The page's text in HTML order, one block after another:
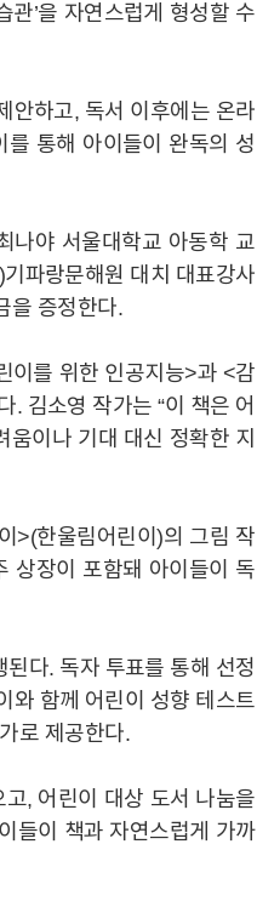
’을 자연스럽게 형성할 수
안하고, 독서 이후에는 온라
를 통해 아이들이 완독의 성
나야 서울대학교 아동학 교
파랑문해원 대치 대표강사
을 증정한다.
이를 위한 인공지능>과 <감
김소영 작가는 “이 책은 어
움이나 기대 대신 정확한 지
>(한울림어린이)의 그림 작
상장이 포함돼 아이들이 독
된다. 독자 투표를 통해 선정
와 함께 어린이 성향 테스트
로 제공한다.
, 어린이 대상 도서 나눔을
들이 책과 자연스럽게 가까